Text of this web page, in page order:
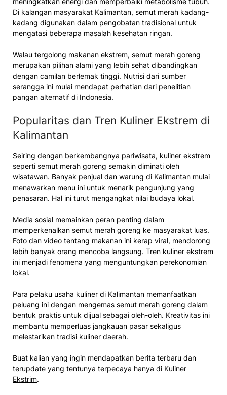
Di kalangan masyarakat Kalimantan, semut merah kadang-
kadang digunakan dalam pengobatan tradisional untuk
mengatasi beberapa masalah kesehatan ringan.
Walau tergolong makanan ekstrem, semut merah goreng
merupakan pilihan alami yang lebih sehat dibandingkan
dengan camilan berlemak tinggi. Nutrisi dari sumber
serangga ini mulai mendapat perhatian dari penelitian
pangan alternatif di Indonesia.
Popularitas dan Tren Kuliner Ekstrem di
Kalimantan
Seiring dengan berkembangnya pariwisata, kuliner ekstrem
seperti semut merah goreng semakin diminati oleh
wisatawan. Banyak penjual dan warung di Kalimantan mulai
menawarkan menu ini untuk menarik pengunjung yang
penasaran. Hal ini turut mengangkat nilai budaya lokal.
Media sosial memainkan peran penting dalam
memperkenalkan semut merah goreng ke masyarakat luas.
Foto dan video tentang makanan ini kerap viral, mendorong
lebih banyak orang mencoba langsung. Tren kuliner ekstrem
ini menjadi fenomena yang menguntungkan perekonomian
lokal.
Para pelaku usaha kuliner di Kalimantan memanfaatkan
peluang ini dengan mengemas semut merah goreng dalam
bentuk praktis untuk dijual sebagai oleh-oleh. Kreativitas ini
membantu memperluas jangkauan pasar sekaligus
melestarikan tradisi kuliner daerah.
Buat kalian yang ingin mendapatkan berita terbaru dan
terupdate yang tentunya terpecaya hanya di Kuliner
Ekstrim.